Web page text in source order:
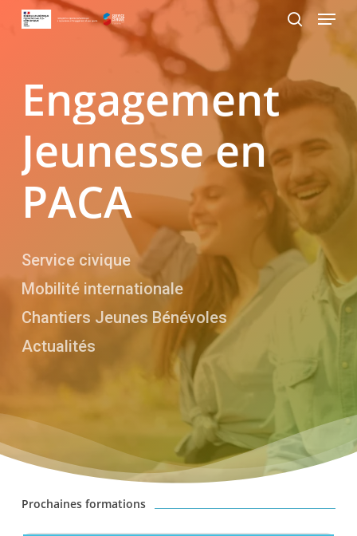
Menu
Engagement
Jeunesse en
PACA
Service civique
Mobilité internationale
Chantiers Jeunes Bénévoles
Actualités
Prochaines formations
Panneau de gestion des cookies